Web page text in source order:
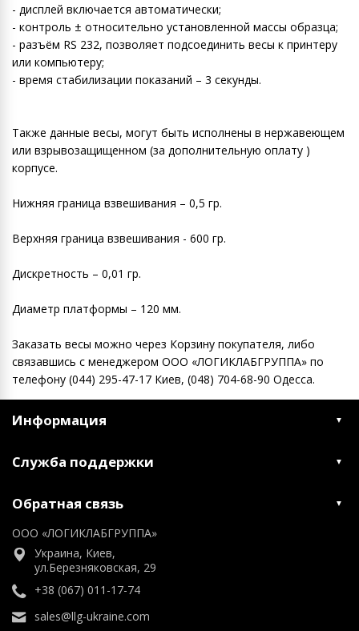
- дисплей включается автоматически;
- контроль ± относительно установленной массы образца;
- разъём RS 232, позволяет подсоединить весы к принтеру
или компьютеру;
- время стабилизации показаний – 3 секунды.
Также данные весы, могут быть исполнены в нержавеющем
или взрывозащищенном (за дополнительную оплату )
корпусе.
Нижняя граница взвешивания – 0,5 гр.
Верхняя граница взвешивания - 600 гр.
Дискретность – 0,01 гр.
Диаметр платформы – 120 мм.
Заказать весы можно через Корзину покупателя, либо
связавшись с менеджером ООО «ЛОГИКЛАБГРУППА» по
телефону (044) 295-47-17 Киев, (048) 704-68-90 Одесса.
Информация
Служба поддержки
Обратная связь
ООО «ЛОГИКЛАБГРУППА»
Украина, Киев,
ул.Березняковская, 29
+38 (067) 011-17-74
sales@llg-ukraine.com